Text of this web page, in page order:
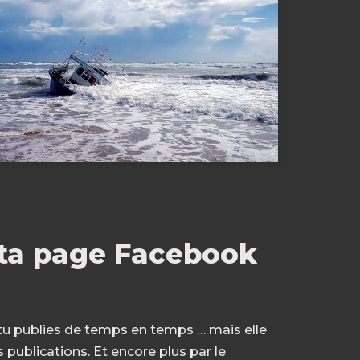
page Facebook
publies de temps en temps … mais elle
Et encore plus par le